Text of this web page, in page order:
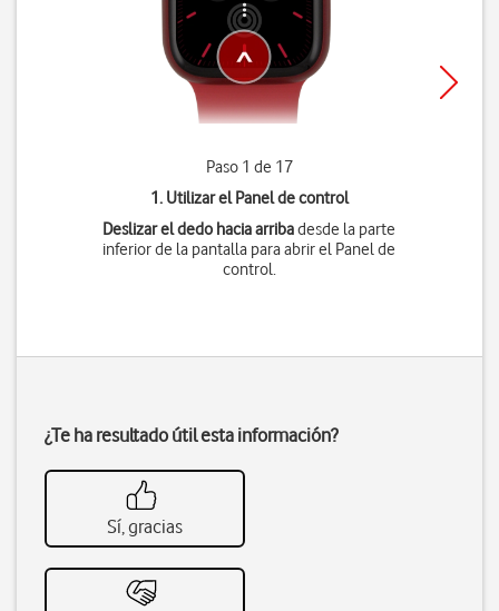
Paso 1 de 17
1. Utilizar el Panel de control
Deslizar el dedo hacia arribadesde la parte
inferior de la pantalla para abrir el Panel de
control.
¿Te ha resultado útil esta información?
Sí, gracias